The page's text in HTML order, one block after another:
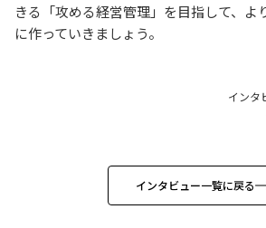
きる「攻める経営管理」を目指して、よ
に作っていきましょう。
インタ
インタビュー一覧に戻る